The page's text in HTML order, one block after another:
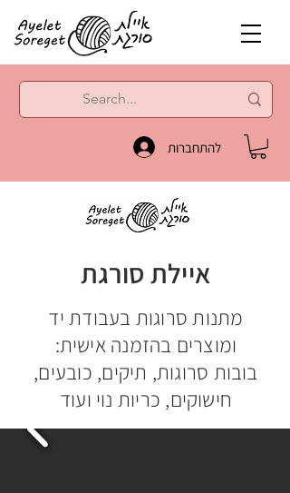
להתחברות
איילת סורגת
מתנות סרוגות בעבודת יד
ומוצרים בהזמנה אישית:
בובות סרוגות, תיקים, כובעים,
חישוקים, כריות נוי ועוד